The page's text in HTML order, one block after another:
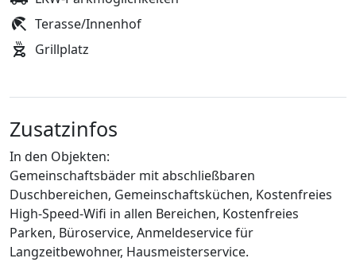
Terasse/Innenhof
Grillplatz
Zusatzinfos
In den Objekten:
Gemeinschaftsbäder mit abschließbaren
Duschbereichen, Gemeinschaftsküchen, Kostenfreies
High-Speed-Wifi in allen Bereichen, Kostenfreies
Parken, Büroservice, Anmeldeservice für
Langzeitbewohner, Hausmeisterservice.